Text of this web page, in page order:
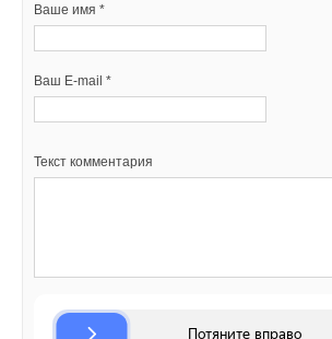
Ваше имя *
Ваш E-mail *
Текст комментария